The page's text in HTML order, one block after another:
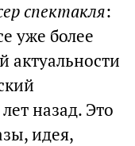
спектакля:
уже более
актуальности
назад. Это
идея,